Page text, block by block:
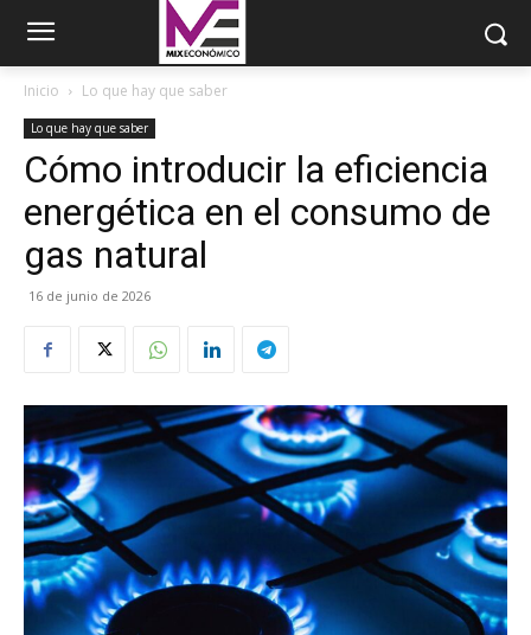
Inicio Lo que hay que saber
Lo que hay que saber
Cómo introducir la eficiencia
energética en el consumo de
gas natural
16 de junio de 2026